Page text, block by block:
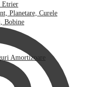
Etrier
Planetare, Curele
Bobine
Amortizoare